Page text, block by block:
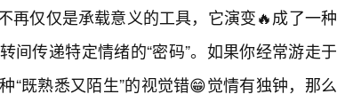
再仅仅是承载意义的工具，它演变🔥成了一种
间传递特定情绪的“密码”。如果你经常游走于
“既熟悉又陌生”的视觉错😁觉情有独钟，那么